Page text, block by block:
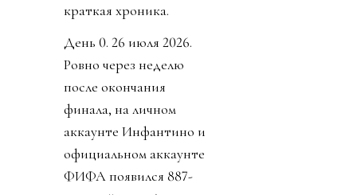
краткая хроника.
День 0. 26 июля 2026.
Ровно через неделю
после окончания
финала, на личном
аккаунте Инфантино и
официальном аккаунте
ФИФА появился 887-